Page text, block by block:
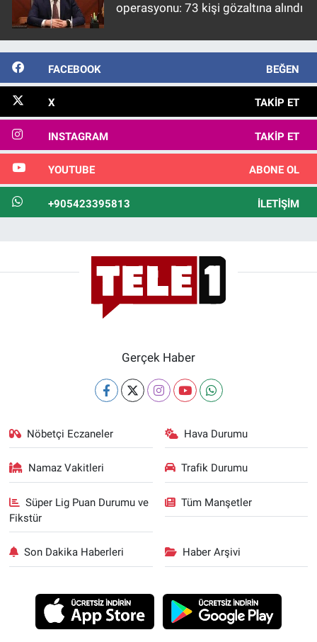
operasyonu: 73 kişi gözaltına alındı
FACEBOOK BEĞEN
X TAKIP ET
INSTAGRAM TAKIP ET
YOUTUBE ABONE OL
+905423395813 İLETIŞIM
Gerçek Haber
Nöbetçi Eczaneler Hava Durumu
Namaz Vakitleri Trafik Durumu
Süper Lig Puan Durumu ve
Fikstür
Tüm Manşetler
Son Dakika Haberleri Haber Arşivi